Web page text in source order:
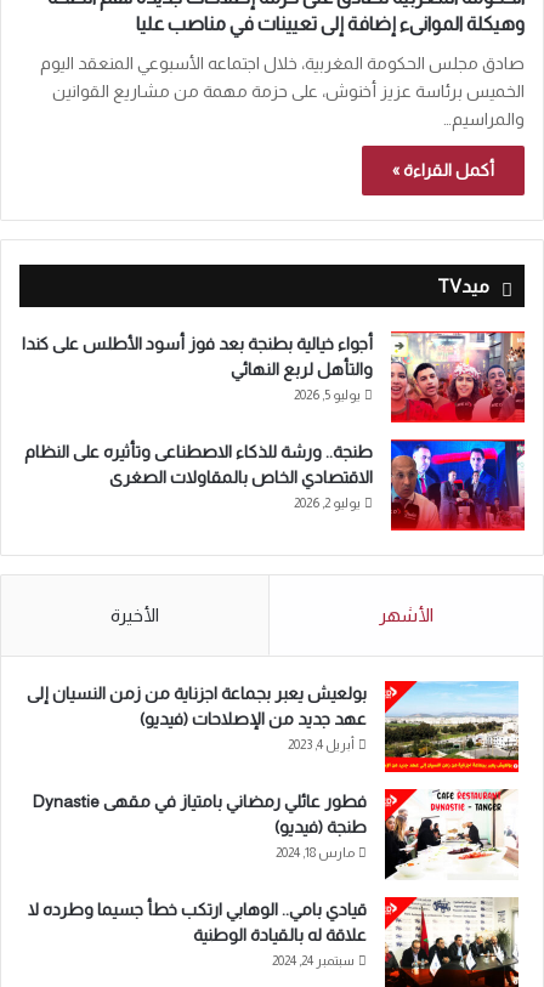
وهيكلة الموانىء إضافة إلى تعيينات في مناصب عليا
صادق مجلس الحكومة المغربية، خلال اجتماعه الأسبوعي المنعقد اليوم
الخميس برئاسة عزيز أخنوش، على حزمة مهمة من مشاريع القوانين
والمراسيم…
أكمل القراءة »
ميدTV
أجواء خيالية بطنجة بعد فوز أسود الأطلس على كندا
والتأهل لربع النهائي
يوليو 5, 2026
طنجة.. ورشة للذكاء الاصطناعى وتأثيره على النظام
الاقتصادي الخاص بالمقاولات الصغرى
يوليو 2, 2026
الأشهر الأخيرة
بولعيش يعبر بجماعة اجزناية من زمن النسيان إلى
عهد جديد من الإصلاحات (فيديو)
أبريل 4, 2023
فطور عائلي رمضاني بامتياز في مقهى Dynastie
طنجة (فيديو)
مارس 18, 2024
قيادي بامي.. الوهابي ارتكب خطأ جسيما وطرده لا
علاقة له بالقيادة الوطنية
سبتمبر 24, 2024